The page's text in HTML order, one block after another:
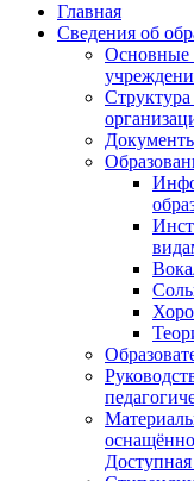
Главная
Сведения об
Основные
Доступная